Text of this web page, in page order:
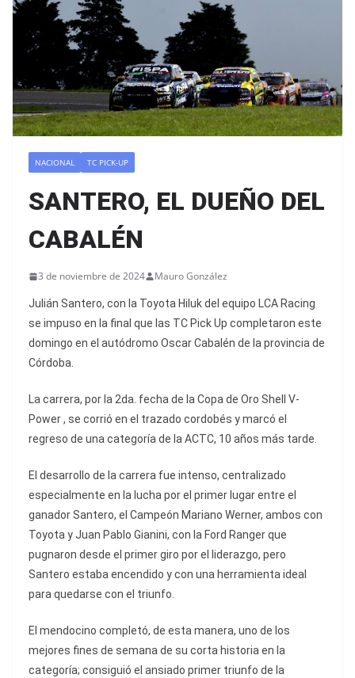
NACIONAL TC PICK-UP
SANTERO, EL DUEÑO DEL
CABALÉN
3 de noviembre de 2024 Mauro González
Julián Santero, con la Toyota Hiluk del equipo LCA Racing
se impuso en la final que las TC Pick Up completaron este
domingo en el autódromo Oscar Cabalén de la provincia de
Córdoba.
La carrera, por la 2da. fecha de la Copa de Oro Shell V-
Power , se corrió en el trazado cordobés y marcó el
regreso de una categoría de la ACTC, 10 años más tarde.
El desarrollo de la carrera fue intenso, centralizado
especialmente en la lucha por el primer lugar entre el
ganador Santero, el Campeón Mariano Werner, ambos con
Toyota y Juan Pablo Gianini, con la Ford Ranger que
pugnaron desde el primer giro por el liderazgo, pero
Santero estaba encendido y con una herramienta ideal
para quedarse con el triunfo.
El mendocino completó, de esta manera, uno de los
mejores fines de semana de su corta historia en la
categoría; consiguió el ansiado primer triunfo de la